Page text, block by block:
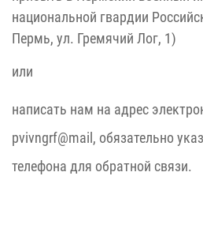
национальной гвардии
Пермь, ул. Гремячий Лог, 1)
или
написать нам на адрес
pvivngrf@mail, обязательно
телефона для обратной связи.